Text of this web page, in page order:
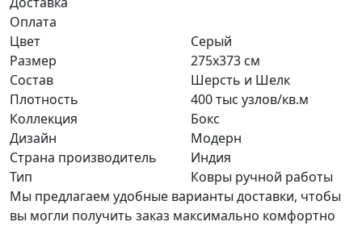
Оплата
Цвет
Серый
Размер
275x373 см
Состав
Шерсть и Шелк
Плотность
400 тыс узлов/кв.м
Коллекция
Бокс
Дизайн
Модерн
Страна производитель
Индия
Тип
Ковры ручной работы
Мы предлагаем удобные варианты доставки, чтобы
вы могли получить заказ максимально комфортно